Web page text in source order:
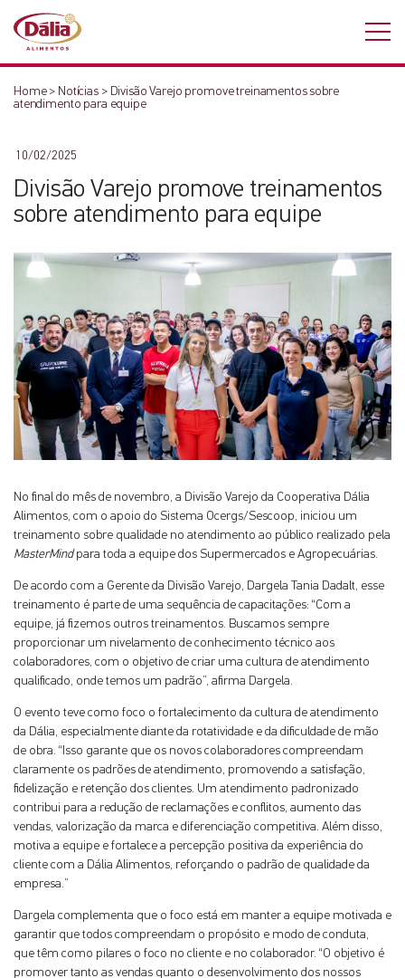
Home> Notícias> Divisão Varejo promove treinamentos sobre
atendimento para equipe
10/02/2025
Divisão Varejo promove treinamentos
sobre atendimento para equipe
No final do mês de novembro, a Divisão Varejo da Cooperativa Dália
Alimentos, com o apoio do Sistema Ocergs/Sescoop, iniciou um
treinamento sobre qualidade no atendimento ao público realizado pela
MasterMindpara toda a equipe dos Supermercados e Agropecuárias.
De acordo com a Gerente da Divisão Varejo, Dargela Tania Dadalt, esse
treinamento é parte de uma sequência de capacitações: “Com a
equipe, já fizemos outros treinamentos. Buscamos sempre
proporcionar um nivelamento de conhecimento técnico aos
colaboradores, com o objetivo de criar uma cultura de atendimento
qualificado, onde temos um padrão”, afirma Dargela.
O evento teve como foco o fortalecimento da cultura de atendimento
da Dália, especialmente diante da rotatividade e da dificuldade de mão
de obra. “Isso garante que os novos colaboradores compreendam
claramente os padrões de atendimento, promovendo a satisfação,
fidelização e retenção dos clientes. Um atendimento padronizado
contribui para a redução de reclamações e conflitos, aumento das
vendas, valorização da marca e diferenciação competitiva. Além disso,
motiva a equipe e fortalece a percepção positiva da experiência do
cliente com a Dália Alimentos, reforçando o padrão de qualidade da
empresa.”
Dargela complementa que o foco está em manter a equipe motivada e
garantir que todos compreendam o propósito e modo de conduta,
que têm como pilares o foco no cliente e no colaborador. “O objetivo é
promover tanto as vendas quanto o desenvolvimento dos nossos